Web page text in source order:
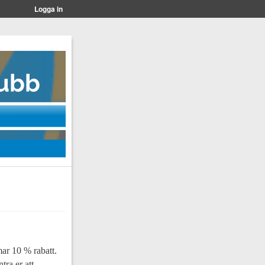
Logga in
10 % rabatt.